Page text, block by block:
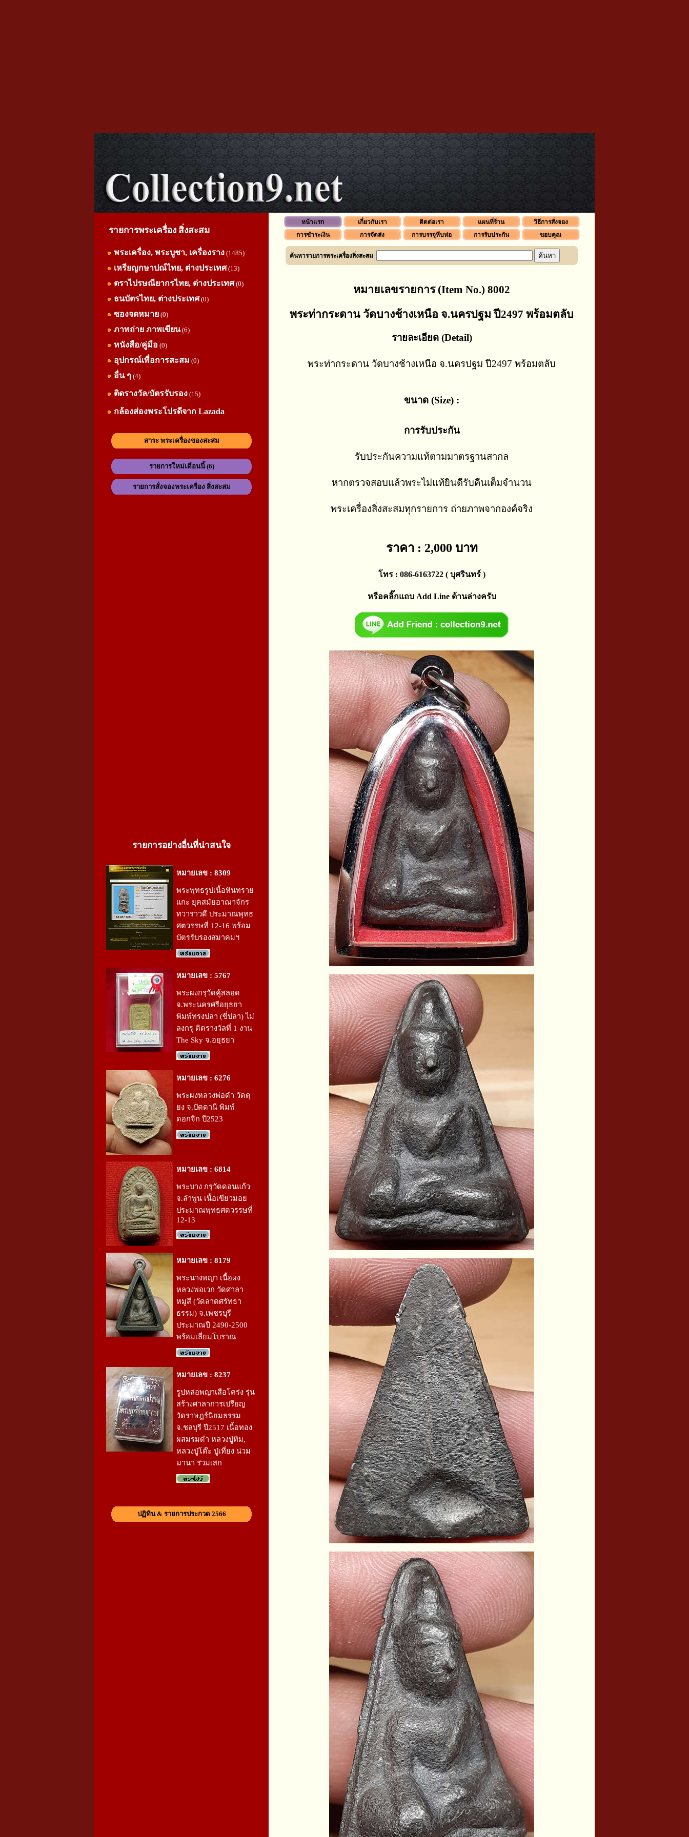
รายการพระเครื่อง สิ่งสะสม
พระเครื่อง, พระบูชา, เครื่องราง (1485)
เหรียญกษาปณ์ไทย, ต่างประเทศ(13)
ตราไปรษณียากรไทย, ต่างประเทศ(0)
ธนบัตรไทย, ต่างประเทศ(0)
ซองจดหมาย (0)
ภาพถ่าย ภาพเขียน(6)
หนังสือ/คู่มือ (0)
อุปกรณ์เพื่อการสะสม (0)
อื่น ๆ (4)
ติดรางวัล/บัตรรับรอง (15)
กล้องส่องพระโปรดีจาก Lazada
สาระ พระเครื่องของสะสม
รายการใหม่เดือนนี้ (6)
รายการสั่งจองพระเครื่อง สิ่งสะสม
รายการอย่างอื่นที่น่าสนใจ
หมายเลข : 8309
พระพุทธรูปเนื้อหินทราย
แกะ ยุคสมัยอาณาจักร
ทวาราวดี ประมาณพุทธ
ศตวรรษที่ 12-16 พร้อม
บัตรรับรองสมาคมฯ
หมายเลข : 5767
พระผงกรุวัดคู้สลอด
จ.พระนครศรีอยุธยา
พิมพ์ทรงปลา (ขี่ปลา) ไม่
ลงกรุ ติดรางวัลที่ 1 งาน
The Sky จ.อยุธยา
หมายเลข : 6276
พระผงหลวงพ่อดำ วัดตุ
ยง จ.ปัตตานี พิมพ์
ดอกจิก ปี2523
หมายเลข : 6814
พระบาง กรุวัดดอนแก้ว
จ.ลำพูน เนื้อเขียวมอย
ประมาณพุทธศตวรรษที่
12-13
หมายเลข : 8179
พระนางพญา เนื้อผง
หลวงพ่อเวก วัดศาลา
หมูสี (วัดลาดศรัทธา
ธรรม) จ.เพชรบุรี
ประมาณปี 2490-2500
พร้อมเลี่ยมโบราณ
หมายเลข : 8237
รูปหล่อพญาเสือโคร่ง รุ่น
สร้างศาลาการเปรียญ
วัดราษฎร์นิยมธรรม
จ.ชลบุรี ปี2517 เนื้อทอง
ผสมรมดำ หลวงปู่ทิม,
หลวงปู่โต๊ะ ปู่เที่ยง น่วม
มานา ร่วมเสก
ปฏิทิน & รายการประกวด 2566
หน้าแรก เกี่ยวกับเรา ติดต่อเรา แผนที่ร้าน
วิธีการสั่งจอง
การชำระเงิน
การจัดส่ง การบรรจุหีบห่อ การรับประกัน ขอบคุณ
ค้นหารายการพระเครื่องสิ่งสะสม
หมายเลขรายการ (Item No.) 8002
พระท่ากระดาน วัดบางช้างเหนือ จ.นครปฐม ปี2497 พร้อมตลับ
รายละเอียด (Detail)
พระท่ากระดาน วัดบางช้างเหนือ จ.นครปฐม ปี2497 พร้อมตลับ
ขนาด (Size) :
การรับประกัน
รับประกันความแท้ตามมาตรฐานสากล
หากตรวจสอบแล้วพระไม่แท้ยินดีรับคืนเต็มจำนวน
พระเครื่องสิ่งสะสมทุกรายการ ถ่ายภาพจากองค์จริง
ราคา : 2,000 บาท
โทร : 086-6163722 ( บุศรินทร์ )
หรือคลิ๊กแถบ Add Line ด้านล่างครับ